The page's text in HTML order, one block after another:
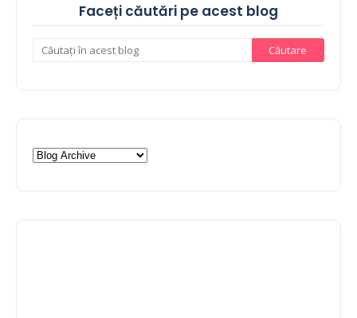
Faceți căutări pe acest blog